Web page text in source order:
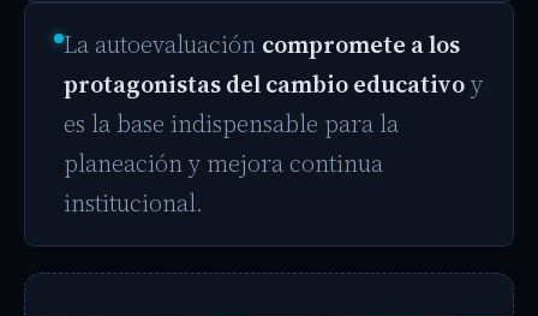
La autoevaluación compromete a los
protagonistas del cambio educativoy
es la base indispensable para la
planeación y mejora continua
institucional.